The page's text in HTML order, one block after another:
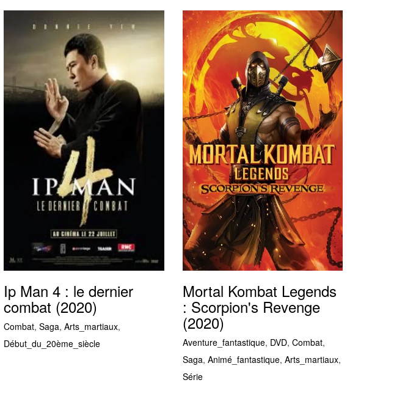
Ip Man 4 : le dernier
combat (2020)
Combat, Saga, Arts_martiaux,
Début_du_20ème_siècle
Mortal Kombat Legends
: Scorpion's Revenge
(2020)
Aventure_fantastique, DVD, Combat,
Saga, Animé_fantastique, Arts_martiaux,
Série